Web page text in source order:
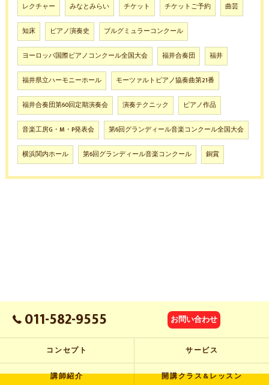
レクチャー みなとみらい チケット チケットご予約 曲芸
知床 ピアノ演奏史 ブルグミュラーコンクール
ヨーロッパ国際ピアノコンクール全国大会 福井合奏団 福井
福井県立ハーモニーホール モーツァルトピアノ協奏曲第21番
福井合奏団第60回定期演奏会 演奏テクニック ピアノ作品
音楽工房G・M・P発表会 第6回グランディール音楽コンクール全国大会
横浜関内ホール 第6回グランディール音楽コンクール 銅賞
011-582-9555 お問い合わせ
コンセプト サービス
講師紹介 開講クラス&レッスン